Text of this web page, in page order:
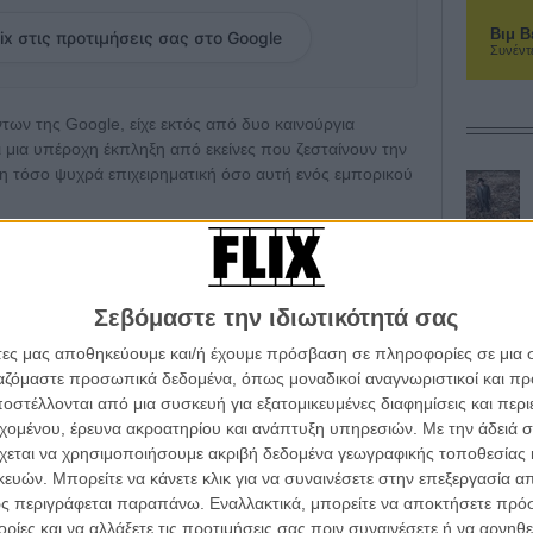
Σεβόμαστε την ιδιωτικότητά σας
μας αποθηκεύουμε και/ή έχουμε πρόσβαση σε πληροφορίες σε
προσωπικά δεδομένα, όπως μοναδικοί αναγνωριστικοί και
από μια συσκευή για εξατομικευμένες διαφημίσεις και
έρευνα ακροατηρίου και ανάπτυξη υπηρεσιών. Με την άδειά
να χρησιμοποιήσουμε ακριβή δεδομένα γεωγραφικής τοποθεσίας
Μπορείτε να κάνετε κλικ για να συναινέσετε στην επεξεργασία
περιγράφεται παραπάνω. Εναλλακτικά, μπορείτε να αποκτήσετε
και να αλλάξετε τις προτιμήσεις σας πριν συναινέσετε ή να
στις προτιμήσεις σας στο Google
της Google, είχε εκτός από δυο καινούργια
υπέροχη έκπληξη από εκείνες που ζεσταίνουν την
ψυχρά επιχειρηματική όσο αυτή ενός εμπορικού
δυνατότητες της κάμερας των καινούργιων
τον Τέρενς Μάλικ. Και το οποίο στα λίγα λεπτά
που σε πείθει όχι μόνο για την ομορφιά και την
θες να αποκτήσεις αυτό το τηλέφωνο που
σκηνοθετημένη από τον Ρίτσαρντ Λινκλέιτερ
Βιμ
τα βλέπεις όλα σινεμά...
εβδομάδα
τρόπο του flix